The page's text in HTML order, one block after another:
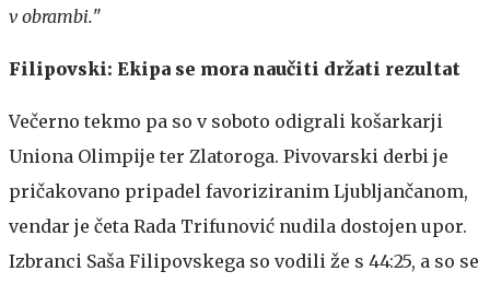
v obrambi."
Filipovski: Ekipa se mora naučiti držati rezultat
Večerno tekmo pa so v soboto odigrali košarkarji
Uniona Olimpije ter Zlatoroga. Pivovarski derbi je
pričakovano pripadel favoriziranim Ljubljančanom,
vendar je četa Rada Trifunović nudila dostojen upor.
Izbranci Saša Filipovskega so vodili že s 44:25, a so se